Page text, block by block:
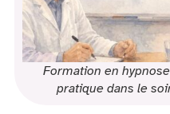
Formation en
pratique dans le